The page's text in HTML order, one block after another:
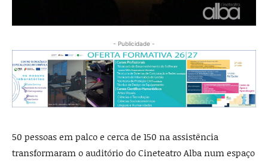
- Publicidade -
50 pessoas em palco e cerca de 150 na assistência
transformaram o auditório do Cineteatro Alba num espaço